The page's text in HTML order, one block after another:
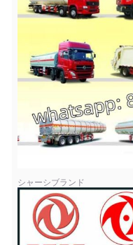
シャーシブランド